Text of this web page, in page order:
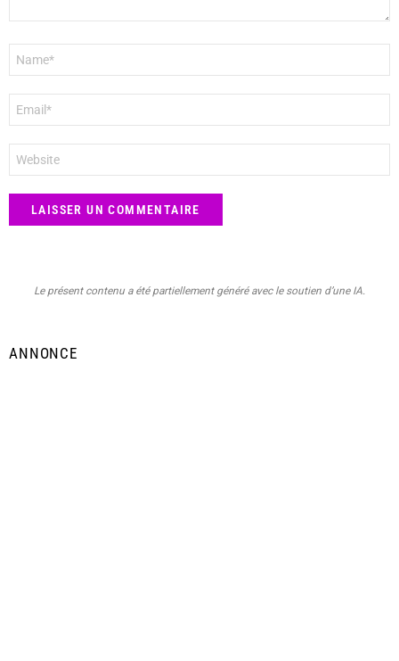
mail
*
web
Le présent contenu a été partiellement généré avec le soutien d’une IA.
ANNONCE